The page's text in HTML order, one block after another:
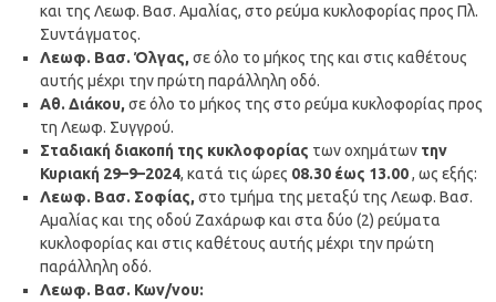
και της Λεωφ. Βασ. Αμαλίας, στο ρεύμα κυκλοφορίας προς Πλ.
Συντάγματος.
Λεωφ. Βασ. Όλγας, σε όλο το μήκος της και στις καθέτους
αυτής μέχρι την πρώτη παράλληλη οδό.
Αθ. Διάκου, σε όλο το μήκος της στο ρεύμα κυκλοφορίας προς
τη Λεωφ. Συγγρού.
Σταδιακή διακοπή της κυκλοφορίας των οχημάτωντην
Κυριακή 29–9–2024, κατά τις ώρες 08.30 έως 13.00, ως εξής:
Λεωφ. Βασ. Σοφίας, στο τμήμα της μεταξύ της Λεωφ. Βασ.
Αμαλίας και της οδού Ζαχάρωφ και στα δύο (2) ρεύματα
κυκλοφορίας και στις καθέτους αυτής μέχρι την πρώτη
παράλληλη οδό.
Λεωφ. Βασ. Κων/νου: